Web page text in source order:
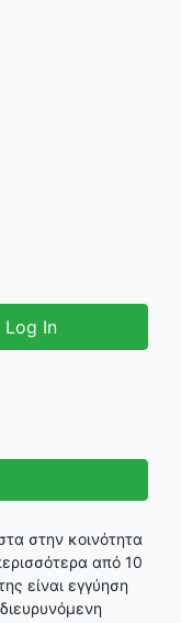
In
στην κοινότητα
από 10
είναι εγγύηση